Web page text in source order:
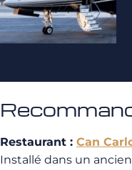
Restaurant : Can
Installé dans un